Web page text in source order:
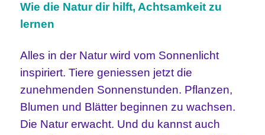
Wie die Natur dir hilft, Achtsamkeit zu
lernen
Alles in der Natur wird vom Sonnenlicht
inspiriert. Tiere geniessen jetzt die
zunehmenden Sonnenstunden. Pflanzen,
Blumen und Blätter beginnen zu wachsen.
Die Natur erwacht. Und du kannst auch